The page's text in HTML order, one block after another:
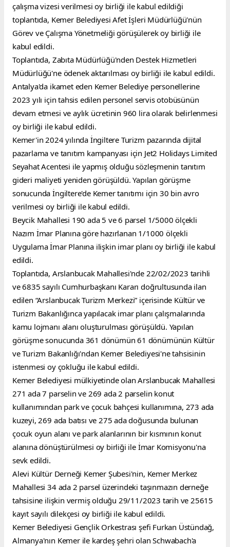
çalışma vizesi verilmesi oy birliği ile kabul edildiği
toplantıda, Kemer Belediyesi Afet İşleri Müdürlüğü'nün
Görev ve Çalışma Yönetmeliği görüşülerek oy birliği ile
kabul edildi.
Toplantıda, Zabıta Müdürlüğü'nden Destek Hizmetleri
Müdürlüğü'ne ödenek aktarılması oy birliği ile kabul edildi.
Antalya'da ikamet eden Kemer Belediye personellerine
2023 yılı için tahsis edilen personel servis otobüsünün
devam etmesi ve aylık ücretinin 960 lira olarak belirlenmesi
oy birliği ile kabul edildi.
Kemer'in 2024 yılında İngiltere Turizm pazarında dijital
pazarlama ve tanıtım kampanyası için Jet2 Holidays Limited
Seyahat Acentesi ile yapmış olduğu sözleşmenin tanıtım
gideri maliyeti yeniden görüşüldü. Yapılan görüşme
sonucunda İngiltere'de Kemer tanıtımı için 30 bin avro
verilmesi oy birliği ile kabul edildi.
Beycik Mahallesi 190 ada 5 ve 6 parsel 1/5000 ölçekli
Nazım İmar Planına göre hazırlanan 1/1000 ölçekli
Uygulama İmar Planına ilişkin imar planı oy birliği ile kabul
edildi.
Toplantıda, Arslanbucak Mahallesi'nde 22/02/2023 tarihli
ve 6835 sayılı Cumhurbaşkanı Kararı doğrultusunda ilan
edilen “Arslanbucak Turizm Merkezi” içerisinde Kültür ve
Turizm Bakanlığınca yapılacak imar planı çalışmalarında
kamu lojmanı alanı oluşturulması görüşüldü. Yapılan
görüşme sonucunda 361 dönümün 61 dönümünün Kültür
ve Turizm Bakanlığı'ndan Kemer Belediyesi'ne tahsisinin
istenmesi oy çokluğu ile kabul edildi.
Kemer Belediyesi mülkiyetinde olan Arslanbucak Mahallesi
271 ada 7 parselin ve 269 ada 2 parselin konut
kullanımından park ve çocuk bahçesi kullanımına, 273 ada
kuzeyi, 269 ada batısı ve 275 ada doğusunda bulunan
çocuk oyun alanı ve park alanlarının bir kısmının konut
alanına dönüştürülmesi oy birliği ile İmar Komisyonu'na
sevk edildi.
Alevi Kültür Derneği Kemer Şubesi'nin, Kemer Merkez
Mahallesi 34 ada 2 parsel üzerindeki taşınmazın derneğe
tahsisine ilişkin vermiş olduğu 29/11/2023 tarih ve 25615
kayıt sayılı dilekçesi oy birliği ile kabul edildi.
Kemer Belediyesi Gençlik Orkestrası şefi Furkan Üstündağ,
Almanya'nın Kemer ile kardeş şehri olan Schwabach'a